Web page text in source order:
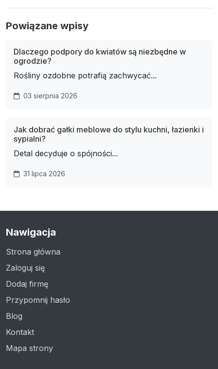
Powiązane wpisy
Dlaczego podpory do kwiatów są niezbędne w
ogrodzie?
Rośliny ozdobne potrafią zachwycać...
03 sierpnia 2026
Jak dobrać gałki meblowe do stylu kuchni, łazienki i
sypialni?
Detal decyduje o spójności...
31 lipca 2026
Nawigacja
Strona główna
Zaloguj się
Dodaj firmę
Przypomnij hasło
Blog
Kontakt
Mapa strony